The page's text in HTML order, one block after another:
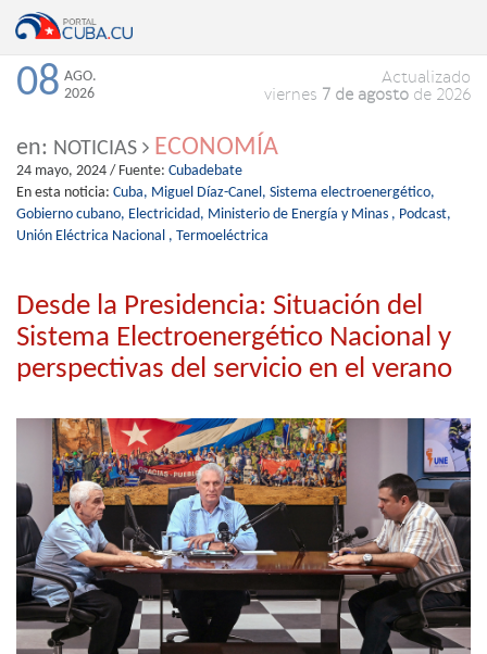
08 AGO.
2026
Actualizado
viernes 7 de agosto de 2026
en: NOTICIAS ECONOMÍA
24 mayo, 2024 / Fuente: Cubadebate
En esta noticia: Cuba, Miguel Díaz-Canel, Sistema electroenergético,
Gobierno cubano, Electricidad, Ministerio de Energía y Minas , Podcast,
Unión Eléctrica Nacional , Termoeléctrica
Desde la Presidencia: Situación del
Sistema Electroenergético Nacional y
perspectivas del servicio en el verano